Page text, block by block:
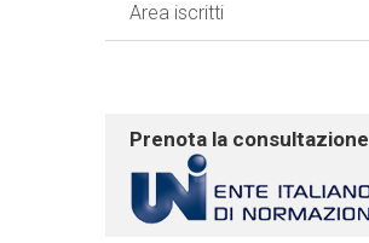
Area iscritti
Prenota la consultazione